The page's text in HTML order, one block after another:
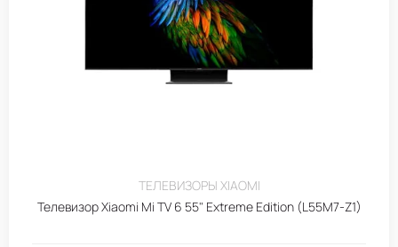
ТЕЛЕВИЗОРЫ XIAOMI
Телевизор Xiaomi Mi TV 6 55" Extreme Edition (L55M7-Z1)